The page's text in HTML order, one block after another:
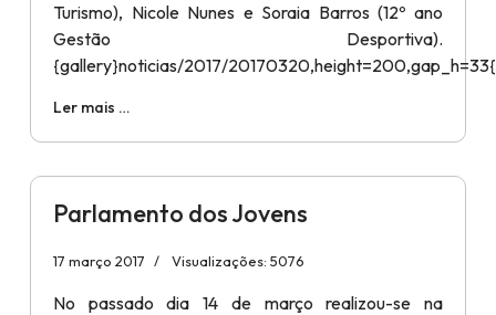
Turismo), Nicole Nunes e Soraia Barros (12º ano
Gestão Desportiva).
{gallery}noticias/2017/
Ler mais …
Parlamento dos Jovens
17 março 2017 Visualizações: 5076
No passado dia 14 de março realizou-se na